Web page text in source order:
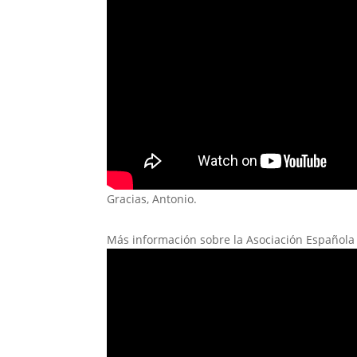
Gracias, Antonio.
Más información sobre la Asociación